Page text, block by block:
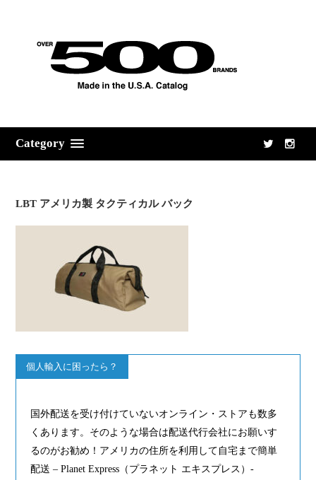
Category
LBT アメリカ製 タクティカル バック
個人輸入に困ったら？
国外配送を受け付けていないオンライン・ストアも数多
くあります。そのような場合は配送代行会社にお願いす
るのがお勧め！アメリカの住所を利用して自宅まで簡単
配送 – Planet Express（プラネット エキスプレス）-